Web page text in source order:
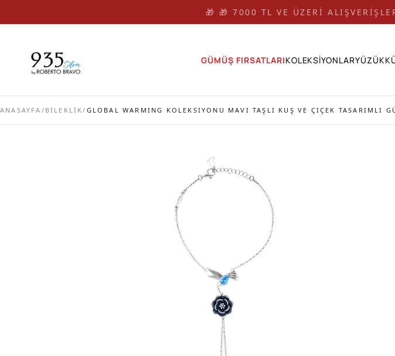
🎁 🎁 7000 TL VE ÜZERİ
GÜMÜŞ FIRSATLARIKOLEKSİYONLARYÜZÜK
ANASAYFA / BİLEKLİK/ GLOBAL WARMING KOLEKSIYONU MAVI TAŞLI KUŞ VE ÇIÇEK TASARIMLI